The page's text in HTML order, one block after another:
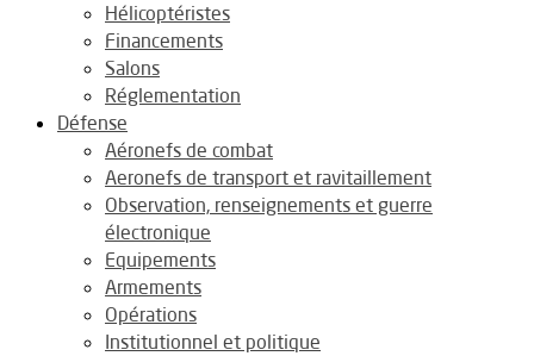
Hélicoptéristes
Financements
Salons
Réglementation
Défense
Aéronefs de combat
Aeronefs de transport et ravitaillement
Observation, renseignements et guerre
électronique
Equipements
Armements
Opérations
Institutionnel et politique